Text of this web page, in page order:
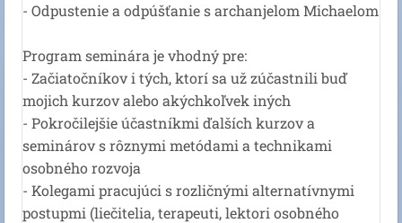
- Odpustenie a odpúšťanie s archanjelom Michaelom
Program seminára je vhodný pre:
- Začiatočníkov i tých, ktorí sa už zúčastnili buď
mojich kurzov alebo akýchkoľvek iných
- Pokročilejšie účastníkmi ďalších kurzov a
seminárov s rôznymi metódami a technikami
osobného rozvoja
- Kolegami pracujúci s rozličnými alternatívnymi
postupmi (liečitelia, terapeuti, lektori osobného